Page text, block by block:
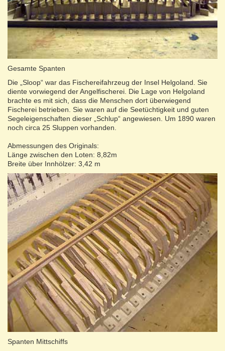
Gesamte Spanten
Die „Sloop“ war das Fischereifahrzeug der Insel Helgoland. Sie
diente vorwiegend der Angelfischerei. Die Lage von Helgoland
brachte es mit sich, dass die Menschen dort überwiegend
Fischerei betrieben. Sie waren auf die Seetüchtigkeit und guten
Segeleigenschaften dieser „Schlup“ angewiesen. Um 1890 waren
noch circa 25 Sluppen vorhanden.
Abmessungen des Originals:
Länge zwischen den Loten: 8,82m
Breite über Innhölzer: 3,42 m
Spanten Mittschiffs